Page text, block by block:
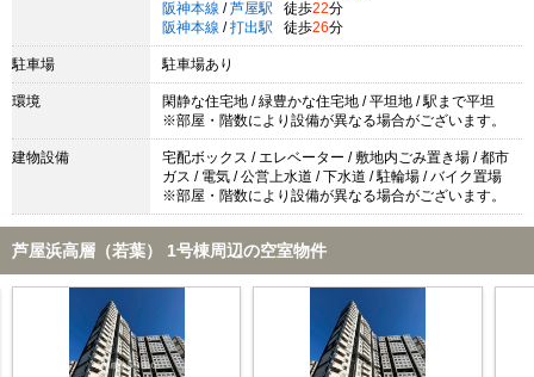
阪神本線 / 芦屋駅 徒歩22分
阪神本線 / 打出駅 徒歩26分
駐車場 駐車場あり
環境
閑静な住宅地 / 緑豊かな住宅地 / 平坦地 / 駅まで平坦
※部屋・階数により設備が異なる場合がございます。
建物設備
宅配ボックス / エレベーター / 敷地内ごみ置き場 / 都市
ガス / 電気 / 公営上水道 / 下水道 / 駐輪場 / バイク置場
※部屋・階数により設備が異なる場合がございます。
芦屋浜高層（若葉） 1号棟周辺の空室物件